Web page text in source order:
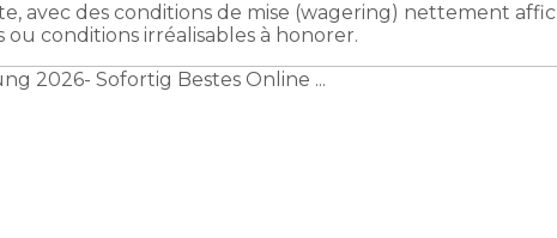
avec des conditions de mise (wagering) nettement
ou conditions irréalisables à honorer.